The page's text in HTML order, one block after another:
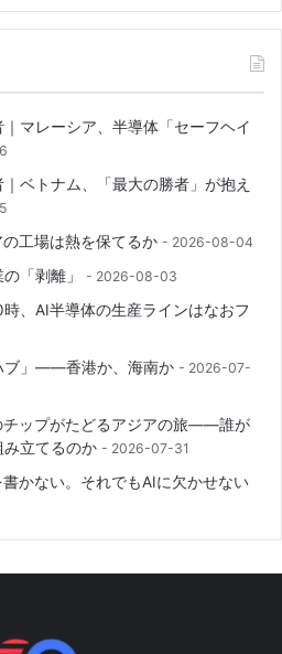
｜マレーシア、半導体「セーフヘイ
｜ベトナム、「最大の勝者」が抱え
工場は熱を保てるか 2026-08-04
「剥離」 2026-08-03
、AI半導体の生産ラインはなおフ
ブ」――香港か、海南か
2026-07-
チップがたどるアジアの旅――誰が
立てるのか
2026-07-31
かない。それでもAIに欠かせない